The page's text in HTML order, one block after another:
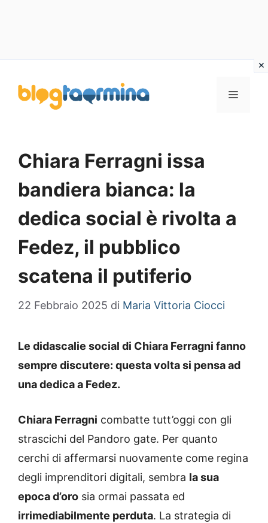
contenuto
MENU
Chiara Ferragni issa
bandiera bianca: la
dedica social è rivolta a
Fedez, il pubblico
scatena il putiferio
22 Febbraio 2025 di Maria Vittoria Ciocci
Le didascalie social di Chiara Ferragni fanno
sempre discutere: questa volta si pensa ad
una dedica a Fedez.
Chiara Ferragni combatte tutt’oggi con gli
strascichi del Pandoro gate. Per quanto
cerchi di affermarsi nuovamente come regina
degli imprenditori digitali, sembra la sua
epoca d’oro sia ormai passata ed
irrimediabilmente perduta. La strategia di